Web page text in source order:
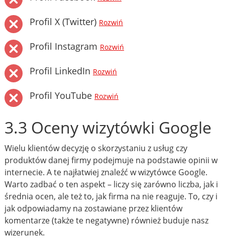
Profil X (Twitter) Rozwiń
Profil Instagram Rozwiń
Profil LinkedIn Rozwiń
Profil YouTube Rozwiń
3.3 Oceny wizytówki Google
Wielu klientów decyzję o skorzystaniu z usług czy
produktów danej firmy podejmuje na podstawie opinii w
internecie. A te najłatwiej znaleźć w wizytówce Google.
Warto zadbać o ten aspekt – liczy się zarówno liczba, jak i
średnia ocen, ale też to, jak firma na nie reaguje. To, czy i
jak odpowiadamy na zostawiane przez klientów
komentarze (także te negatywne) również buduje nasz
wizerunek.